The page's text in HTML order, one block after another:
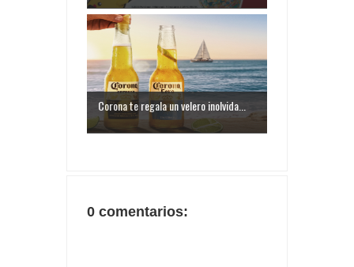
Corona te regala un velero inolvida...
0 comentarios: